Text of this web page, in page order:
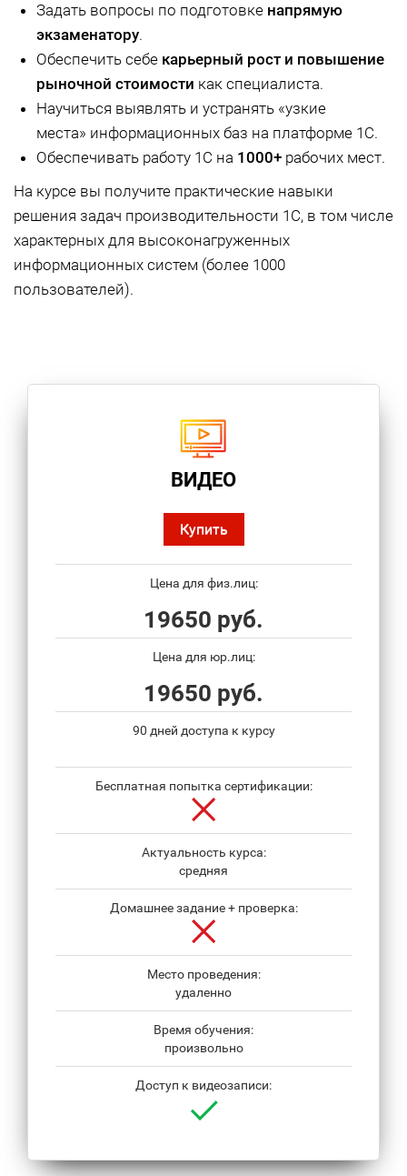
Задать вопросы по подготовке напрямую
экзаменатору.
Обеспечить себе карьерный рост и повышение
рыночной стоимости как специалиста.
Научиться выявлять и устранять «узкие
места» информационных баз на платформе 1С.
Обеспечивать работу 1С на 1000+ рабочих мест.
На курсе вы получите практические навыки
решения задач производительности 1С, в том числе
характерных для высоконагруженных
информационных систем (более 1000
пользователей).
ВИДЕО
Купить
Цена для физ.лиц:
19650 руб.
Цена для юр.лиц:
19650 руб.
90 дней доступа к курсу
Бесплатная попытка сертификации:
Актуальность курса:
средняя
Домашнее задание + проверка:
Место проведения:
удаленно
Время обучения:
произвольно
Доступ к видеозаписи: